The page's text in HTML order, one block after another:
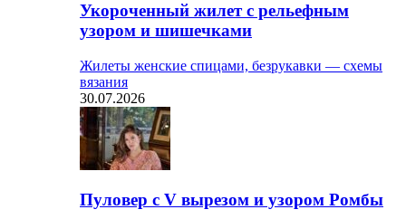
Укороченный жилет с рельефным
узором и шишечками
Жилеты женские спицами, безрукавки — схемы
вязания
30.07.2026
Пуловер с V вырезом и узором Ромбы